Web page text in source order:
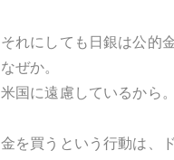
それにしても日銀は公的
なぜか。
米国に遠慮しているから。
金を買うという行動は、